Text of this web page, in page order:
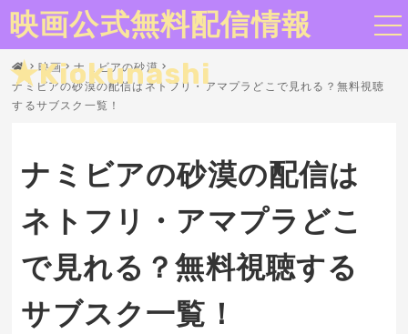
映画公式無料配信情報
★Kiokunashi
映画
ナミビアの砂漠
ナミビアの砂漠の配信はネトフリ・アマプラどこで見れる？無料視聴
するサブスク一覧！
ナミビアの砂漠の配信は
ネトフリ・アマプラどこ
で見れる？無料視聴する
サブスク一覧！